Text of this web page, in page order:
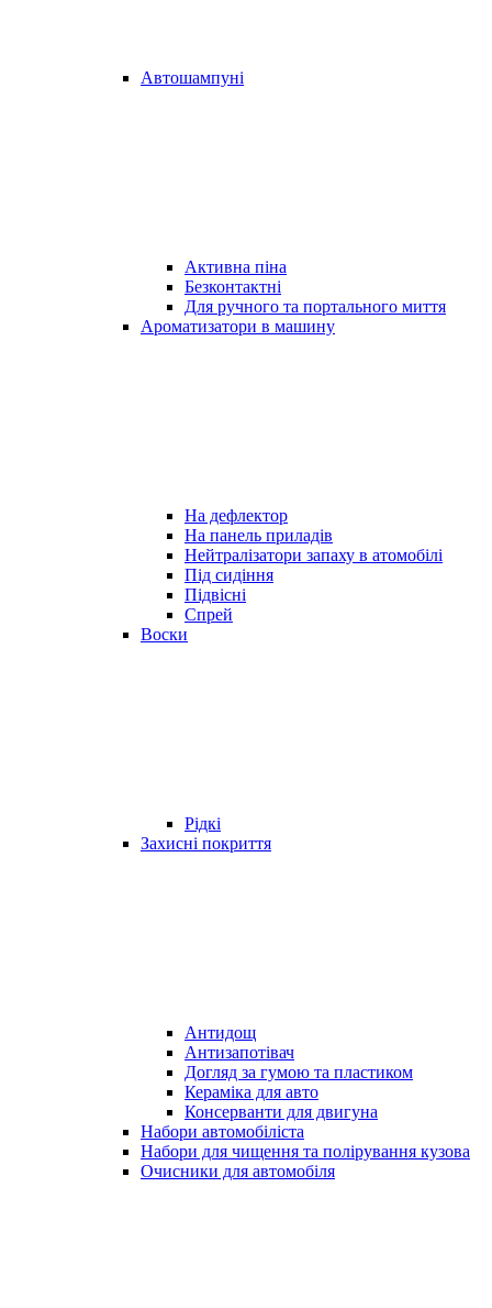
Автошампуні
Активна піна
Безконтактні
Для ручного та портального миття
Ароматизатори в машину
На дефлектор
На панель приладів
Нейтралізатори запаху в атомобілі
Під сидіння
Підвісні
Спрей
Воски
Рідкі
Захисні покриття
Антидощ
Антизапотівач
Догляд за гумою та пластиком
Кераміка для авто
Консерванти для двигуна
Набори автомобіліста
Набори для чищення та полірування кузова
Очисники для автомобіля